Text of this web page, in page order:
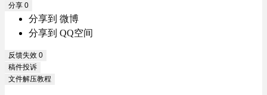
分享 0
分享到 微博
分享到 QQ空间
反馈失效 0
稿件投诉
文件解压教程